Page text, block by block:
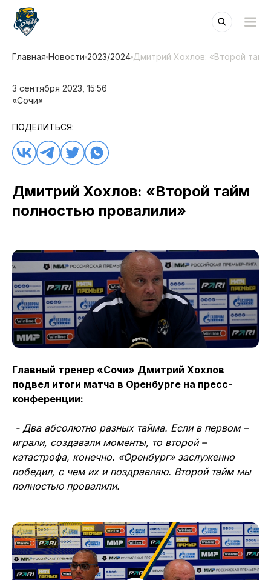
Главная Новости 2023/2024 Дмитрий Хохлов: «Второй
3 сентября 2023, 15:56
«Сочи»
ПОДЕЛИТЬСЯ:
Дмитрий Хохлов: «Второй тайм
полностью провалили»
Главный тренер «Сочи» Дмитрий Хохлов
подвел итоги матча в Оренбурге на пресс-
конференции:
- Два абсолютно разных тайма. Если в первом –
играли, создавали моменты, то второй –
катастрофа, конечно. «Оренбург» заслуженно
победил, с чем их и поздравляю. Второй тайм мы
полностью провалили.